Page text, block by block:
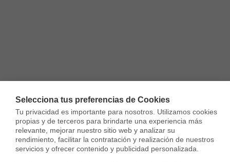
Selecciona tus preferencias de Cookies
Tu privacidad es importante para nosotros. Utilizamos cookies
propias y de terceros para brindarte una experiencia más
relevante, mejorar nuestro sitio web y analizar su
rendimiento, facilitar la contratación y realización de nuestros
servicios y ofrecer contenido y publicidad personalizada.